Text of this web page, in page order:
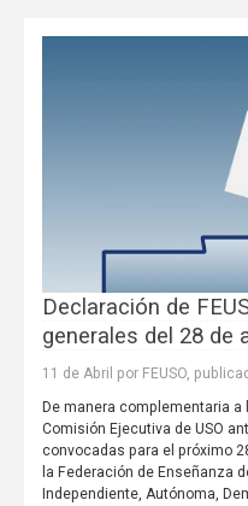
Declaración de
generales del 28 de
11 de Abril por FEUSO,
De manera complementaria
Comisión Ejecutiva de USO
convocadas para el próximo
la Federación de Enseñanza
Independiente, Autónoma,